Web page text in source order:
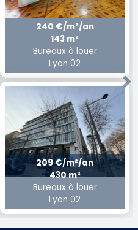
240 €/m²/an
143 m²
Bureaux à louer
Lyon 02
209 €/m²/an
430 m²
Bureaux à louer
Lyon 02